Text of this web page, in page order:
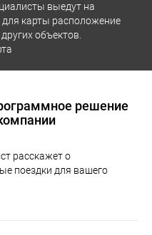
выедут на
карты расположение
объектов.
решение
расскажет о
поездки для вашего